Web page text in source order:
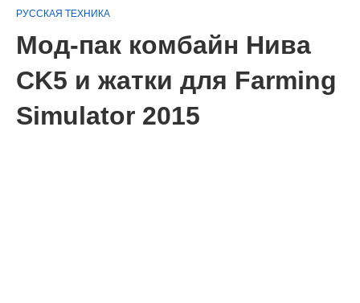
РУССКАЯ ТЕХНИКА
Мод-пак комбайн Нива
CK5 и жатки для Farming
Simulator 2015